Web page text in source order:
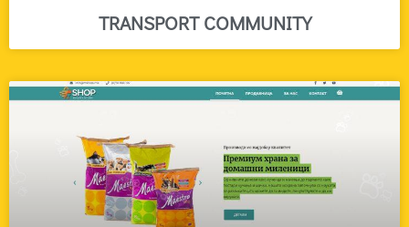
TRANSPORT COMMUNITY